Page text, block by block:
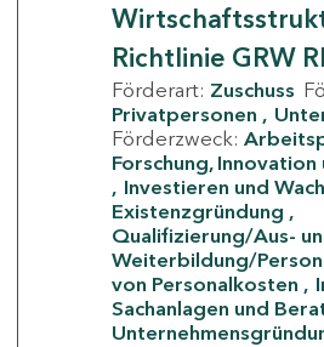
Richtlinie GRW
Förderart: Zuschuss
Privatpersonen
Förderzweck:
Forschung,
Investieren und
Existenzgründung
Qualifizierung/Aus-
Weiterbildung/
von Personalkosten
Sachanlagen und